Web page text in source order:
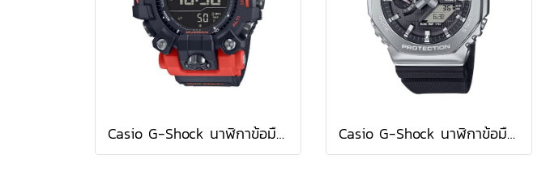
Casio G-Shock นาฬิกาข้อมือผู้ชาย สายเรซิ่น รุ่น GW-9500-1A4 / สีส้ม Casio G-Shock นาฬิกาข้อมือผู้ชาย สายเรซิ่น รุ่น GBM-2100-1A - สีดำ